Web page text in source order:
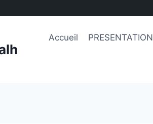
Accueil PRESENTATION